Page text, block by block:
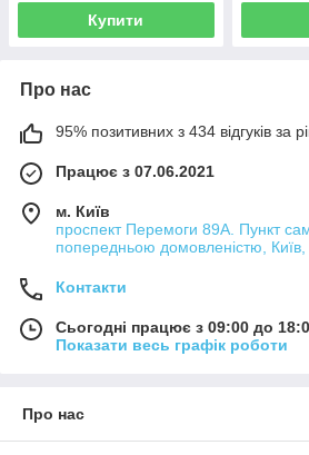
Купити
Про нас
95% позитивних з 434 відгуків за
Працює з 07.06.2021
м. Київ
проспект Перемоги 89А. Пункт
попередньою домовленістю, Київ,
Контакти
Сьогодні працює з 09:00 до
Показати весь графік роботи
Про нас